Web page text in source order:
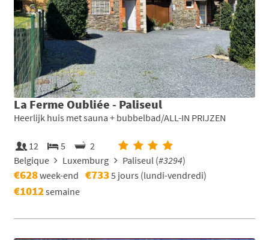
La Ferme Oubliée - Paliseul
Heerlijk huis met sauna + bubbelbad/ALL-IN PRIJZEN
12 5
2
Belgique
Luxemburg Paliseul (#3294)
€628week-end €7335 jours (lundi-vendredi)
€1012semaine